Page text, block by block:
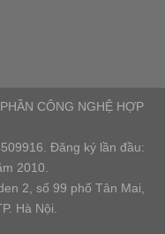
CÔNG NGHỆ HỢP
Đăng ký lần đầu:
2010.
2, số 99 phố Tân Mai,
Hà Nội.